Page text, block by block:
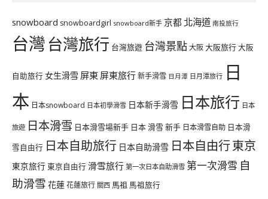
snowboard snowboardgirl snowboard新手 京都 北海道 南投旅行
台灣台灣旅行 台灣旅遊 台灣景點大阪大阪旅行大阪
自助旅行 女生滑雪 屏東 屏東旅行新手滑雪 日月潭 日月潭旅行 日
本 日本snowboard 日本初學滑雪 日本新手滑雪 日本旅行 日本
旅遊 日本滑雪 日本滑雪場新手 日本 滑雪 新手 日本滑雪自助 日本滑
雪自由行 日本自助旅行 日本自助滑雪 日本自由行東京
東京旅行 東京自由行 滑雪旅行 第一次日本自助滑雪 第一次滑雪 自
助滑雪 花蓮花蓮旅行 關西 馬祖 馬祖旅行